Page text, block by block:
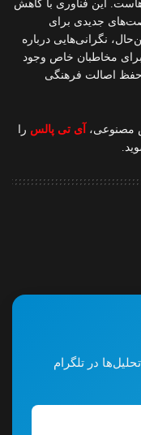
این فناوری با کاهش
جدیدی برای
نگرانی‌هایی درباره
مخاطبان خاص وجود
و حفظ اصالت فرهنگی
مصنوعی، آی تی پالس را
در تلگرام